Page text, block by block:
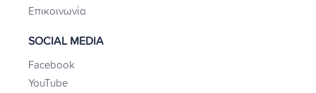
Επικοινωνία
SOCIAL MEDIA
Facebook
YouTube